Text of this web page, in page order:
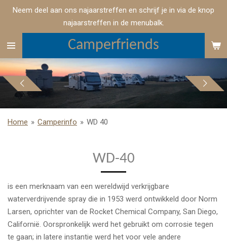
Ga
de
hoofdinhoud
Camperfriends
Neem deel aan ons najaarstreffen en schrijf je in via de knop
najaarstreffen in de menubalk.
Home » Camperinfo » WD 40
WD-40
is een merknaam van een wereldwijd verkrijgbare
waterverdrijvende spray die in 1953 werd ontwikkeld door Norm
Larsen, oprichter van de Rocket Chemical Company, San Diego,
Californië. Oorspronkelijk werd het gebruikt om corrosie tegen
te gaan; in latere instantie werd het voor vele andere